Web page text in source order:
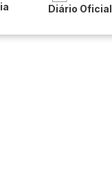
Diário Oficial